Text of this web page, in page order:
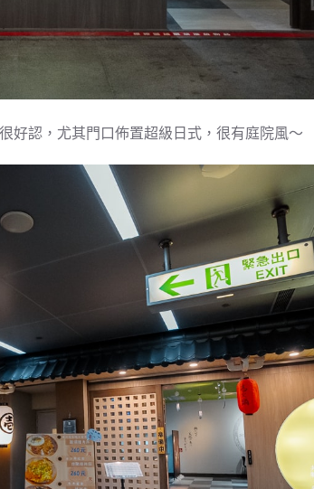
好認，尤其門口佈置超級日式，很有庭院風～